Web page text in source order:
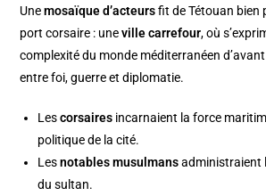
Unemosaïque d’acteursfit de Tétouan bien
port corsaire : uneville carrefour, où
complexité du monde méditerranéen
entre foi, guerre et diplomatie.
Lescorsaires incarnaient la force
politique de la cité.
Lesnotables musulmansadministraient
du sultan.